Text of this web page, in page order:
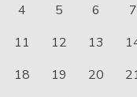
4 5 6 7
11 12 13
18 19 20